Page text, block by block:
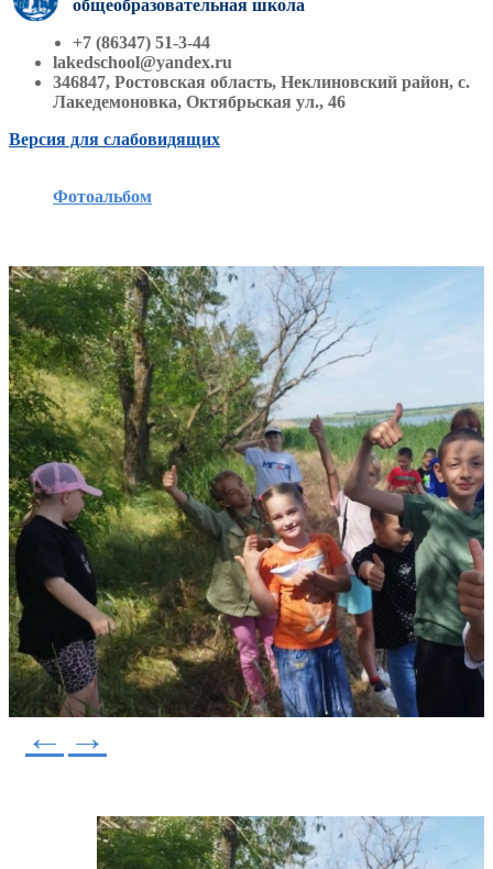
общеобразовательная школа
+7 (86347) 51-3-44
lakedschool@yandex.ru
346847, Ростовская область, Неклиновский район, с.
Лакедемоновка, Октябрьская ул., 46
Версия для слабовидящих
Фотоальбом
← →